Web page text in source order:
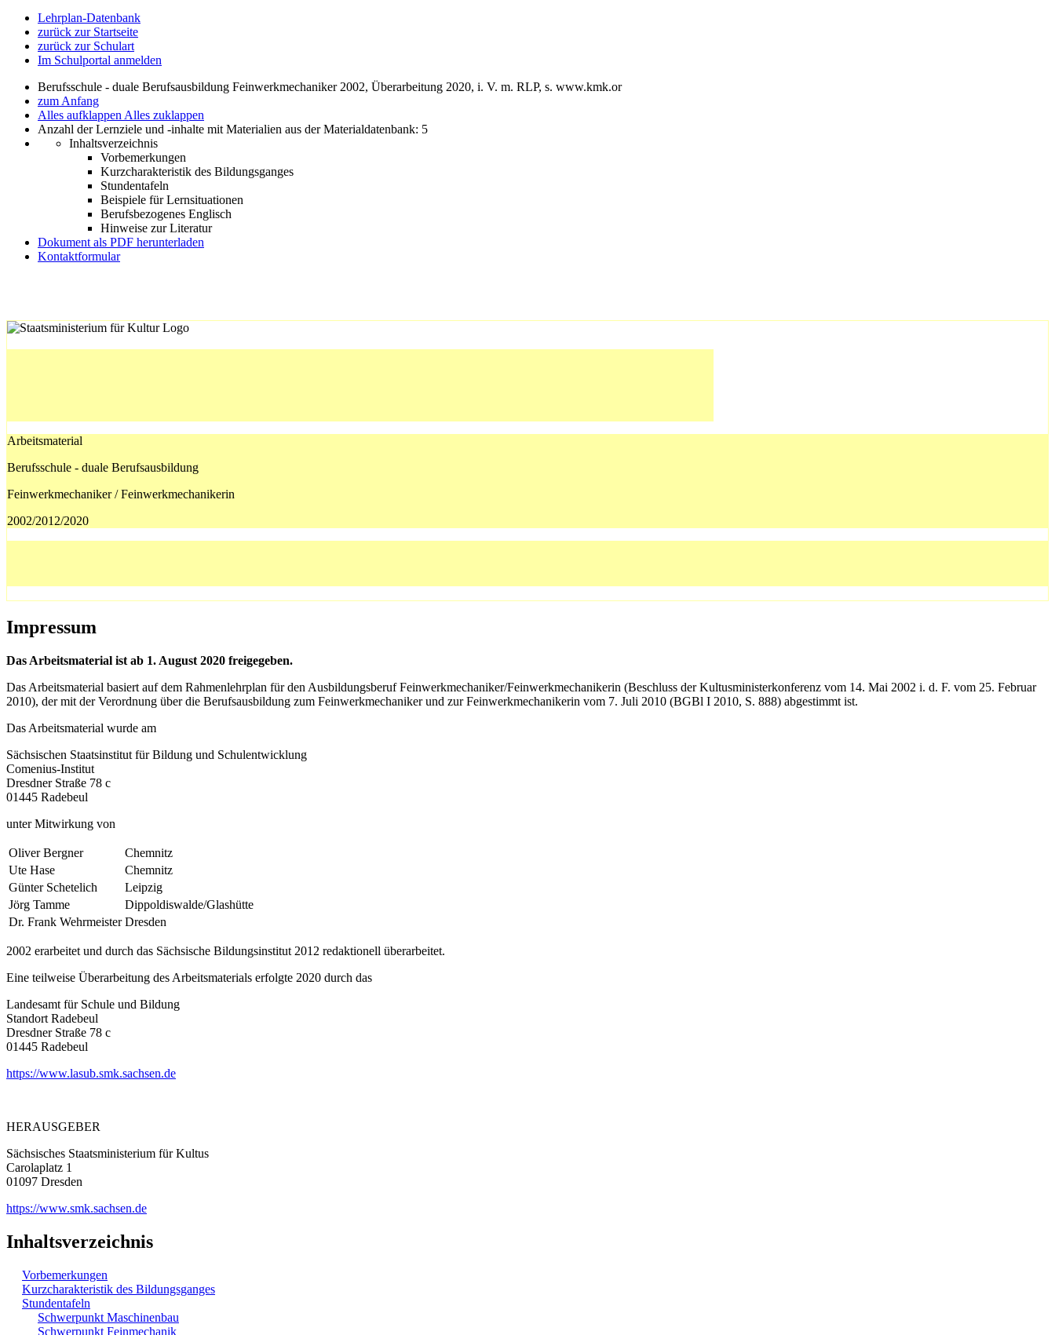
Lehrplan-Datenbank
zurück zur Startseite
zurück zur Schulart
Im Schulportal anmelden
Berufsschule - duale Berufsausbildung Feinwerkmechaniker 2002, Überarbeitung 2020, i. V. m. RLP, s. www.kmk.or
zum Anfang
Alles aufklappen Alles zuklappen
Anzahl der Lernziele und -inhalte mit Materialien aus der Materialdatenbank: 5
Inhaltsverzeichnis
Vorbemerkungen
Kurzcharakteristik des Bildungsganges
Stundentafeln
Beispiele für Lernsituationen
Berufsbezogenes Englisch
Hinweise zur Literatur
Dokument als PDF herunterladen
Kontaktformular
Arbeitsmaterial
Berufsschule - duale Berufsausbildung
Feinwerkmechaniker / Feinwerkmechanikerin
2002/2012/2020
Impressum
Das Arbeitsmaterial ist ab 1. August 2020 freigegeben.
Das Arbeitsmaterial basiert auf dem Rahmenlehrplan für den Ausbildungsberuf Fein­werkmechaniker/Feinwerkmechanikerin (Beschluss der Kultusministerkonferenz vom 14. Mai 2002 i. d. F. vom 25. Februar
2010), der mit der Verordnung über die Be­rufs­ausbildung zum Feinwerkme­chaniker und zur Feinwerkmechanikerin vom 7. Juli 2010 (BGBl I 2010, S. 888) abgestimmt ist.
Das Arbeitsmaterial wurde am
Sächsischen Staatsinstitut für Bildung und Schulentwicklung
Comenius-Institut
Dresdner Straße 78 c
01445 Radebeul
unter Mitwirkung von
Oliver Bergner
Chemnitz
Ute Hase
Chemnitz
Günter Schetelich
Leipzig
Jörg Tamme
Dippoldiswalde/Glashütte
Dr. Frank Wehrmeister Dresden
2002 erarbeitet und durch das Sächsische Bildungsinstitut 2012 redaktionell überarbeitet.
Eine teilweise Überarbeitung des Arbeitsmaterials erfolgte 2020 durch das
Landesamt für Schule und Bildung
Standort Radebeul
Dresdner Straße 78 c
01445 Radebeul
https://www.lasub.smk.sachsen.de
HERAUSGEBER
Sächsisches Staatsministerium für Kultus
Carolaplatz 1
01097 Dresden
https://www.smk.sachsen.de
Inhaltsverzeichnis
Vorbemerkungen
Kurzcharakteristik des Bildungsganges
Stundentafeln
Schwerpunkt Maschinenbau
Schwerpunkt Feinmechanik